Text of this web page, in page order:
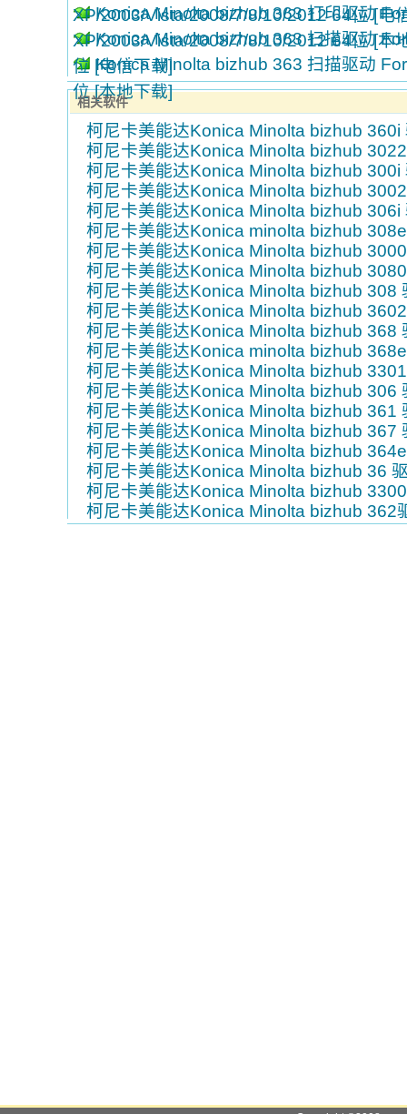
XP/2003/Vista/2008/7/8/10/2012 64位 [电
Konica Minolta bizhub 363 打印驱动
XP/2003/Vista/2008/7/8/10/2012 64位 [本
Konica Minolta bizhub 363 扫描驱动
位 [电信下载]
Konica Minolta bizhub 363 扫描驱动
位 [本地下载]
相关软件
柯尼卡美能达Konica Minolta bizhub 360i
柯尼卡美能达Konica Minolta bizhub
柯尼卡美能达Konica Minolta bizhub 300i
柯尼卡美能达Konica Minolta bizhub
柯尼卡美能达Konica Minolta bizhub 306i
柯尼卡美能达Konica minolta bizhub
柯尼卡美能达Konica Minolta bizhub
柯尼卡美能达Konica Minolta bizhub
柯尼卡美能达Konica Minolta bizhub 308
柯尼卡美能达Konica Minolta bizhub
柯尼卡美能达Konica Minolta bizhub 368
柯尼卡美能达Konica minolta bizhub
柯尼卡美能达Konica Minolta bizhub
柯尼卡美能达Konica Minolta bizhub 306
柯尼卡美能达Konica Minolta bizhub 361
柯尼卡美能达Konica Minolta bizhub 367
柯尼卡美能达Konica Minolta bizhub
柯尼卡美能达Konica Minolta bizhub 36
柯尼卡美能达Konica Minolta bizhub
柯尼卡美能达Konica Minolta bizhub 362